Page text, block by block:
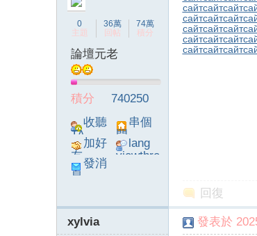
0
主題
36萬
回帖
74萬
積分
論壇元老
積分
740250
收聽
TA
串個
門
加好
友
lang
viewthre
發消
息
сайтсайтсайт
сайтсайтсайт
сайтсайтсайт
сайтсайтсайт
сайтсайтсайт
回復
xylvia 發表於